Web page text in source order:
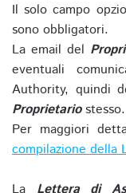
Il solo campo
sono obbligatori.
La email del
eventuali
Authority, quindi
Proprietariostesso.
Per maggiori
compilazione della